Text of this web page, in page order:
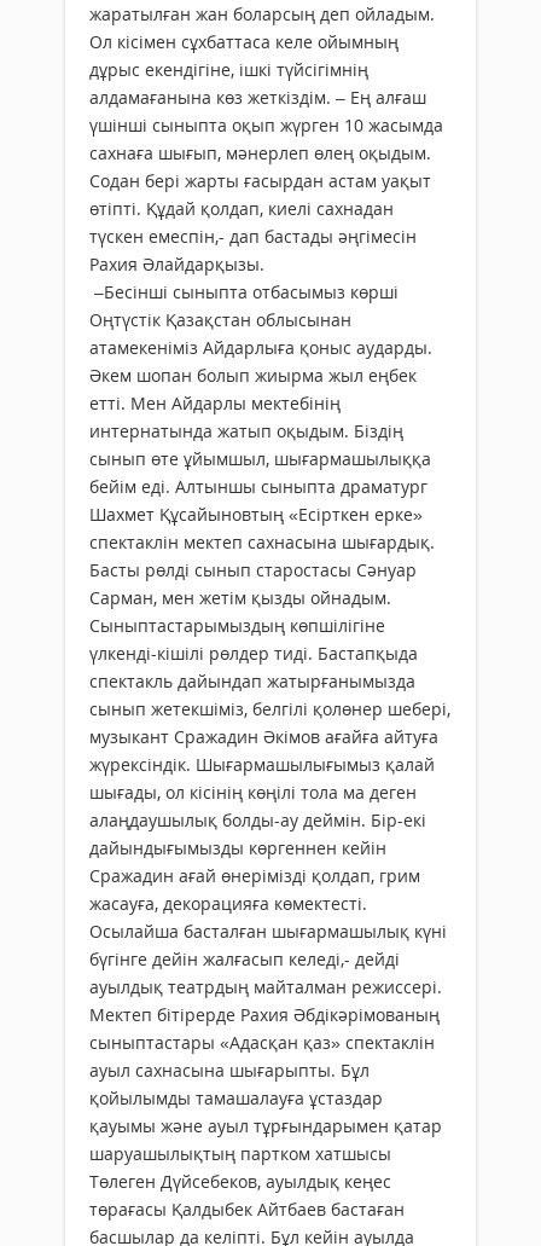
жаратылған жан боларсың деп ойладым.
Ол кісімен сұхбаттаса келе ойымның
дұрыс екендігіне, ішкі түйсігімнің
алдамағанына көз жеткіздім. – Ең алғаш
үшінші сыныпта оқып жүрген 10 жасымда
сахнаға шығып, мәнерлеп өлең оқыдым.
Содан бері жарты ғасырдан астам уақыт
өтіпті. Құдай қолдап, киелі сахнадан
түскен емеспін,- дап бастады әңгімесін
Рахия Әлайдарқызы.
–Бесінші сыныпта отбасымыз көрші
Оңтүстік Қазақстан облысынан
атамекеніміз Айдарлыға қоныс аударды.
Әкем шопан болып жиырма жыл еңбек
етті. Мен Айдарлы мектебінің
интернатында жатып оқыдым. Біздің
сынып өте ұйымшыл, шығармашылыққа
бейім еді. Алтыншы сыныпта драматург
Шахмет Құсайыновтың «Есірткен ерке»
спектаклін мектеп сахнасына шығардық.
Басты рөлді сынып старостасы Сәнуар
Сарман, мен жетім қызды ойнадым.
Сыныптастарымыздың көпшілігіне
үлкенді-кішілі рөлдер тиді. Бастапқыда
спектакль дайындап жатырғанымызда
сынып жетекшіміз, белгілі қолөнер шебері,
музыкант Сражадин Әкімов ағайға айтуға
жүрексіндік. Шығармашылығымыз қалай
шығады, ол кісінің көңілі тола ма деген
алаңдаушылық болды-ау деймін. Бір-екі
дайындығымызды көргеннен кейін
Сражадин ағай өнерімізді қолдап, грим
жасауға, декорацияға көмектесті.
Осылайша басталған шығармашылық күні
бүгінге дейін жалғасып келеді,- дейді
ауылдық театрдың майталман режиссері.
Мектеп бітірерде Рахия Әбдікәрімованың
сыныптастары «Адасқан қаз» спектаклін
ауыл сахнасына шығарыпты. Бұл
қойылымды тамашалауға ұстаздар
қауымы және ауыл тұрғындарымен қатар
шаруашылықтың партком хатшысы
Төлеген Дүйсебеков, ауылдық кеңес
төрағасы Қалдыбек Айтбаев бастаған
басшылар да келіпті. Бұл кейін ауылда